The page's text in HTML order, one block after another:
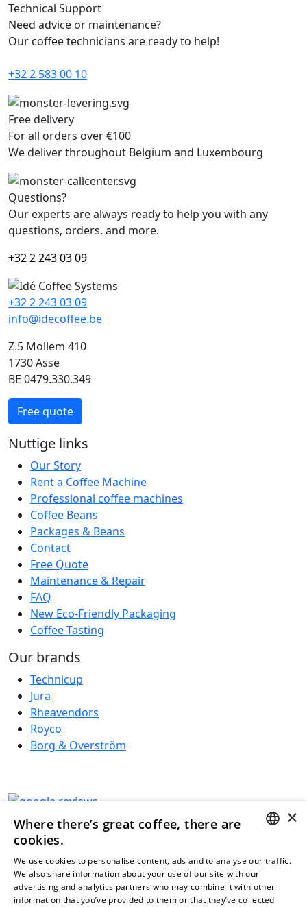
Technical Support
Need advice or maintenance?
Our coffee technicians are ready to help!
+32 2 583 00 10
Free delivery
For all orders over €100
We deliver throughout Belgium and Luxembourg
Questions?
Our experts are always ready to help you with any
questions, orders, and more.
+32 2 243 03 09
+32 2 243 03 09
info@idecoffee.be
Z.5 Mollem 410
1730 Asse
BE 0479.330.349
Free quote
Nuttige links
Our Story
Rent a Coffee Machine
Professional coffee machines
Coffee Beans
Packages & Beans
Contact
Free Quote
Maintenance & Repair
FAQ
New Eco-Friendly Packaging
Coffee Tasting
Our brands
Technicup
Jura
Rheavendors
Royco
Borg & Overström
FRENCH
ENGLISH
×
Where there’s great coffee, there are
cookies.
We use cookies to personalise content, ads and to analyse our traffic.
We also share information about your use of our site with our
advertising and analytics partners who may combine it with other
information that you’ve provided to them or that they’ve collected